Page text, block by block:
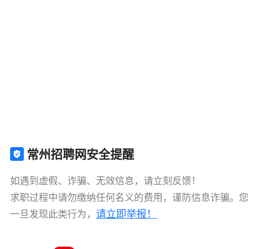
常州招聘网安全提醒
如遇到虚假、诈骗、无效信息，请立刻反馈！
求职过程中请勿缴纳任何名义的费用，谨防信息诈骗。您
一旦发现此类行为， 请立即举报！